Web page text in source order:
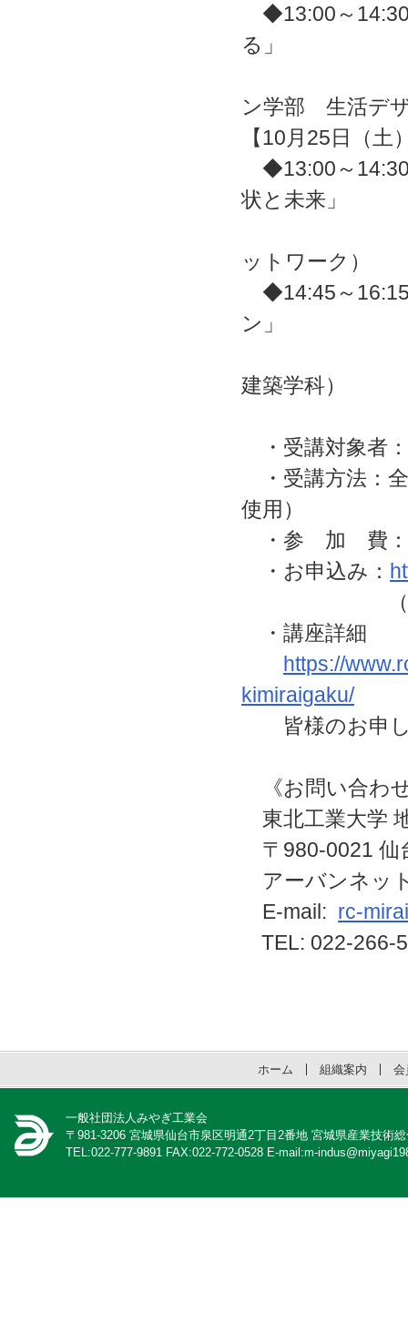
◆13:00～
る」
ン学部 生活デ
【10月25日（土
◆13:00～
状と未来」
ットワーク）
◆14:45～
ン」
建築学科）
・受講対象者
・受講方法：
使用）
・参 加 費
・お申込み：
（事前申し
・講座詳細
https://
kimiraigaku/
皆様のお申し
《お問い合わ
東北工業大学
〒980-0021
アーバンネッ
E-mail: rc-
TEL: 022-266-
ホーム 組織案内 会
一般社団法人みやぎ工業会
〒981-3206 宮城県仙台市泉区明通2丁目2番地 宮城県産業技術
TEL:022-777-9891 FAX:022-772-0528 E-mail:m-